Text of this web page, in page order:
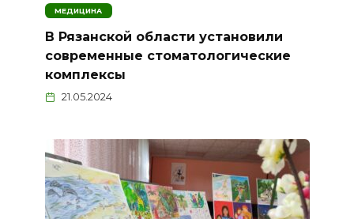
МЕДИЦИНА
В Рязанской области установили
современные стоматологические
комплексы
21.05.2024